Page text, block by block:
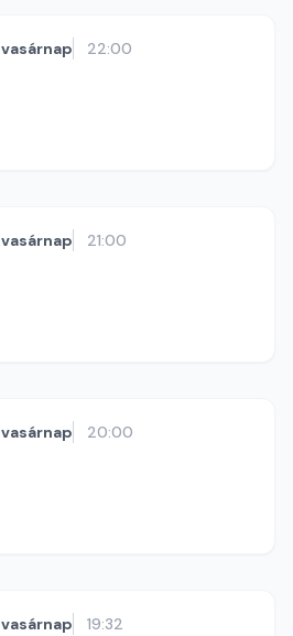
vasárnap 22:00
vasárnap 21:00
vasárnap 20:00
vasárnap 19:32